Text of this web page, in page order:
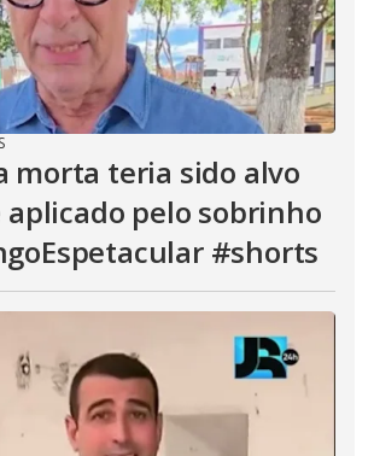
morta teria sido alvo
aplicado pelo sobrinho
#shorts